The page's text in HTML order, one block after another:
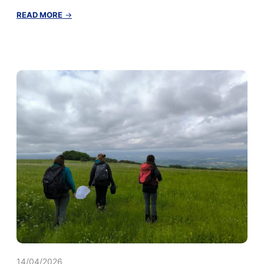
READ MORE →
25/04/2026
Inscription
14/04/2026